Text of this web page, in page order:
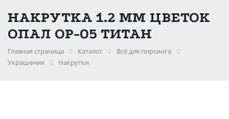
НАКРУТКА 1.2 ММ ЦВЕТОК
ОПАЛ ОР-05 ТИТАН
Главная страница Каталог
Всё для пирсинга
Украшения
Накрутки